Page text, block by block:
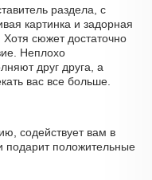
раздела, с
картинка и задорная
сюжет достаточно
Неплохо
друг друга, а
вас все больше.
содействует вам в
подарит положительные